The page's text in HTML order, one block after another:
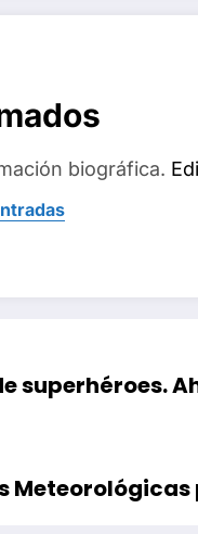
biográfica.
superhéroes.